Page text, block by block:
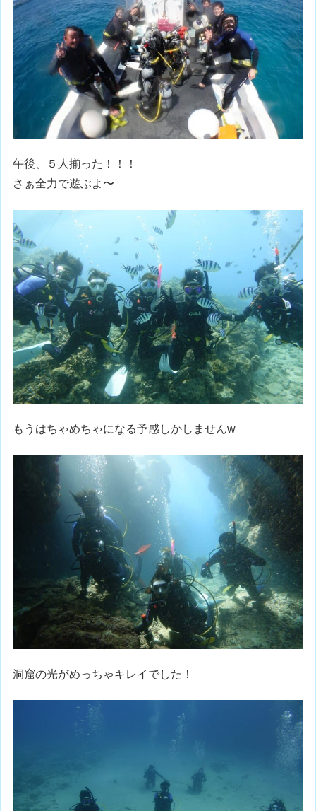
午後、５人揃った！！！
さぁ全力で遊ぶよ〜
もうはちゃめちゃになる予感しかしませんw
洞窟の光がめっちゃキレイでした！